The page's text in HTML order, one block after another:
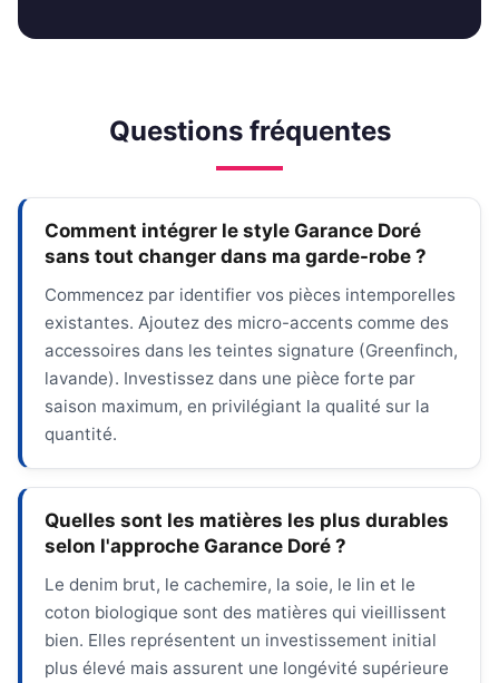
Questions fréquentes
Comment intégrer le style Garance Doré
sans tout changer dans ma garde-robe ?
Commencez par identifier vos pièces intemporelles
existantes. Ajoutez des micro-accents comme des
accessoires dans les teintes signature (Greenfinch,
lavande). Investissez dans une pièce forte par
saison maximum, en privilégiant la qualité sur la
quantité.
Quelles sont les matières les plus durables
selon l'approche Garance Doré ?
Le denim brut, le cachemire, la soie, le lin et le
coton biologique sont des matières qui vieillissent
bien. Elles représentent un investissement initial
plus élevé mais assurent une longévité supérieure